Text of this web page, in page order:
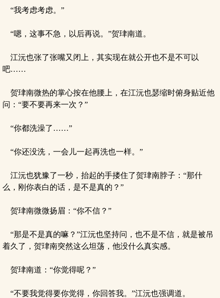
“我考虑考虑。”
“嗯，这事不急，以后再说。”贺珒南道。
江沅也张了张嘴又闭上，其实现在就公开也不是不可以
吧……
贺珒南微热的掌心按在他腰上，在江沅也瑟缩时俯身贴近他
问：“要不要再来一次？”
“你都洗澡了……”
“你还没洗，一会儿一起再洗也一样。”
江沅也犹豫了一秒，抬起的手搂住了贺珒南脖子：“那什
么，刚你表白的话，是不是真的？”
贺珒南微微扬眉：“你不信？”
“那是不是真的嘛？”江沅也坚持问，也不是不信，就是被吊
着久了，贺珒南突然这么坦荡，他没什么真实感。
贺珒南道：“你觉得呢？”
“不要我觉得要你觉得，你回答我。”江沅也强调道。